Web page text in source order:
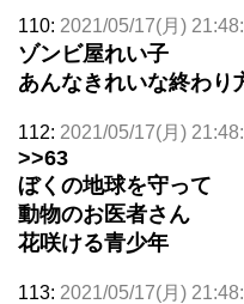
110: 2021/05/17(月)
ゾンビ屋れい子
あんなきれいな終わり
112: 2021/05/17(月)
>>63
ぼくの地球を守って
動物のお医者さん
花咲ける青少年
113: 2021/05/17(月)